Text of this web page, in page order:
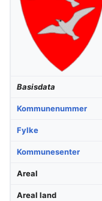
Basisdata
Kommunenummer
Fylke
Kommunesenter
Areal
Areal land